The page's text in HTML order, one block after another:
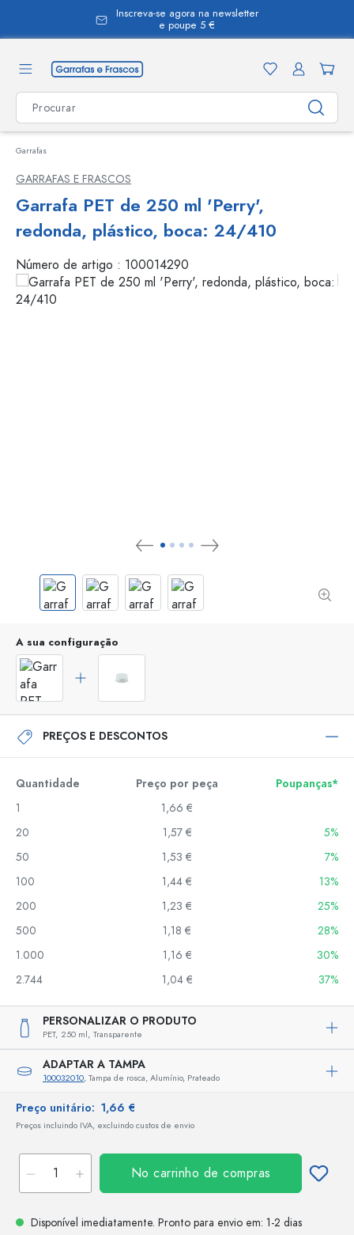
Inscreva-se agora na newsletter
e poupe 5 €
Garrafas
GARRAFAS E FRASCOS
Garrafa PET de 250 ml 'Perry',
redonda, plástico, boca: 24/410
Número de artigo : 100014290
A sua configuração
PREÇOS E DESCONTOS
Quantidade Preço por peça
Poupanças*
1
1,66 €
20
1,57 €
5%
50
1,53 €
7%
100
1,44 €
13%
200
1,23 €
25%
500
1,18 €
28%
1.000
1,16 €
30%
2.744
1,04 € 37%
PERSONALIZAR O PRODUTO
PET, 250 ml, Transparente
ADAPTAR A TAMPA
100032010, Tampa de rosca, Alumínio, Prateado
Preço unitário: 1,66 €
Preços incluindo IVA, excluindo custos de envio
No carrinho de compras
Disponível imediatamente. Pronto para envio em: 1-2 dias